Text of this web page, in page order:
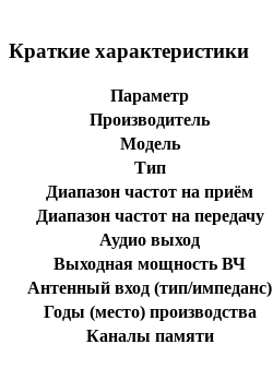
Краткие характеристики
Параметр
Производитель
Модель
Тип
Диапазон частот на приём
Диапазон частот на передачу
Аудио выход
Выходная мощность ВЧ
Антенный вход (тип/импеданс)
Годы (место) производства
Каналы памяти